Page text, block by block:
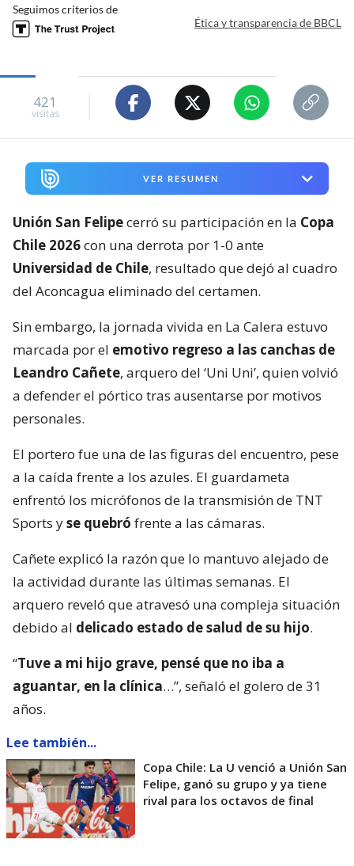
Seguimos criterios de
Ética y transparencia de BBCL
421
visitas
VER RESUMEN
Unión San Felipecerró su participación en la Copa
Chile 2026con una derrota por 1-0 ante
Universidad de Chile, resultado que dejó al cuadro
del Aconcagua eliminado del certamen.
Sin embargo, la jornada vivida en La Calera estuvo
marcada por el emotivo regreso a las canchas de
Leandro Cañete, arquero del ‘Uni Uni’, quien volvió
a defender el pórtico tras ausentarse por motivos
personales.
El portero fue una de las figuras del encuentro, pese
a la caída frente a los azules. El guardameta
enfrentó los micrófonos de la transmisión de TNT
Sports yse quebró frente a las cámaras.
Cañete explicó la razón que lo mantuvo alejado de
la actividad durante las últimas semanas. El
arquero reveló que atravesó una compleja situación
debido al delicado estado de salud de su hijo.
“Tuve a mi hijo grave, pensé que no iba a
aguantar, en la clínica…”, señaló el golero de 31
años.
Lee también...
Copa Chile: La U venció a Unión San
Felipe, ganó su grupo y ya tiene
rival para los octavos de final